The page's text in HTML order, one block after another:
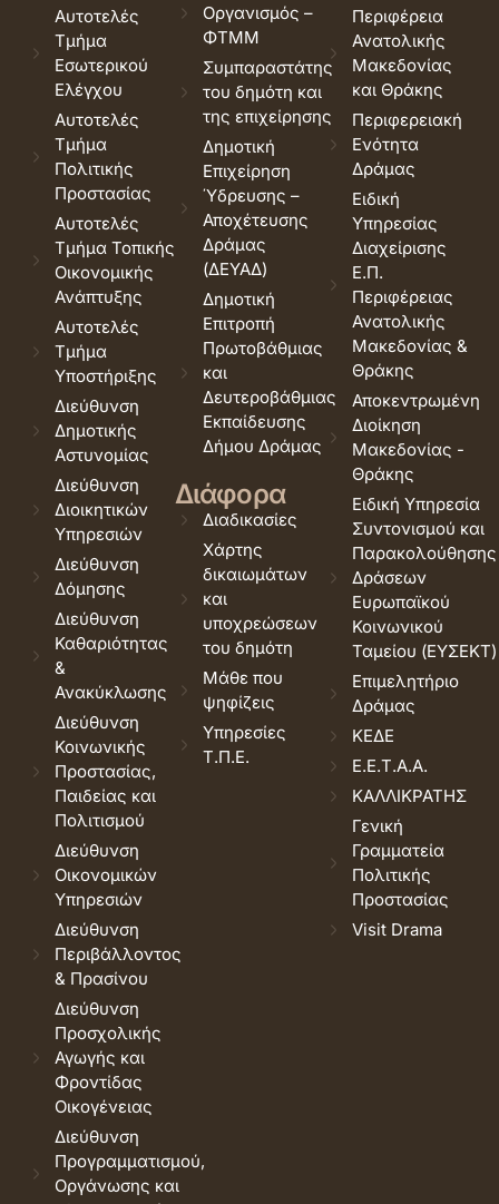
Αυτοτελές
Τμήμα
Εσωτερικού
Ελέγχου
Αυτοτελές
Τμήμα
Πολιτικής
Προστασίας
Αυτοτελές
Τμήμα Τοπικής
Οικονομικής
Ανάπτυξης
Αυτοτελές
Τμήμα
Υποστήριξης
Διεύθυνση
Δημοτικής
Αστυνομίας
Διεύθυνση
Διοικητικών
Υπηρεσιών
Διεύθυνση
Δόμησης
Διεύθυνση
Καθαριότητας
&
Ανακύκλωσης
Διεύθυνση
Κοινωνικής
Προστασίας,
Παιδείας και
Πολιτισμού
Διεύθυνση
Οικονομικών
Υπηρεσιών
Διεύθυνση
Περιβάλλοντος
& Πρασίνου
Διεύθυνση
Προσχολικής
Αγωγής και
Φροντίδας
Οικογένειας
Διεύθυνση
Προγραμματισμού,
Οργάνωσης και
Οργανισμός –
ΦΤΜΜ
Συμπαραστάτης
του δημότη και
της επιχείρησης
Δημοτική
Επιχείρηση
Ύδρευσης –
Αποχέτευσης
Δράμας
(ΔΕΥΑΔ)
Δημοτική
Επιτροπή
Πρωτοβάθμιας
και
Δευτεροβάθμιας
Εκπαίδευσης
Δήμου Δράμας
Διάφορα
Διαδικασίες
Χάρτης
δικαιωμάτων
και
υποχρεώσεων
του δημότη
Μάθε που
ψηφίζεις
Υπηρεσίες
Τ.Π.Ε.
Περιφέρεια
Ανατολικής
Μακεδονίας
και Θράκης
Περιφερειακή
Ενότητα
Δράμας
Ειδική
Υπηρεσίας
Διαχείρισης
Ε.Π.
Περιφέρειας
Ανατολικής
Μακεδονίας &
Θράκης
Αποκεντρωμένη
Διοίκηση
Μακεδονίας -
Θράκης
Ειδική Υπηρεσία
Συντονισμού και
Παρακολούθησης
Δράσεων
Ευρωπαϊκού
Κοινωνικού
Ταμείου (ΕΥΣΕΚΤ)
Επιμελητήριο
Δράμας
ΚΕΔΕ
Ε.Ε.Τ.Α.Α.
ΚΑΛΛΙΚΡΑΤΗΣ
Γενική
Γραμματεία
Πολιτικής
Προστασίας
Visit Drama